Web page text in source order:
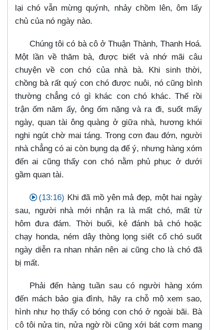
lại chó vẫn mừng quýnh, nhảy chồm lên, ôm lấy
chủ của nó ngày nào.
Chúng tôi có bà cô ở Thuận Thành, Thanh Hoá.
Một lần về thăm bà, được biết và nhớ mãi câu
chuyện về con chó của nhà bà. Khi sinh thời,
chồng bà rất quý con chó được nuôi, nó cũng bình
thường chẳng có gì khác con chó khác. Thế rồi
trận ốm năm ấy, ông ốm nặng và ra đi, suốt mấy
ngày, quan tài ông quàng ở giữa nhà, hương khói
nghi ngút chờ mai táng. Trong cơn đau đớn, người
nhà chẳng có ai còn bụng dạ để ý, nhưng hàng xóm
đến ai cũng thấy con chó nằm phủ phục ở dưới
gầm quan tài.
(13:16) Khi đã mồ yên mả đẹp, một hai ngày
sau, người nhà mới nhận ra là mất chó, mất từ
hôm đưa đám. Thời buổi, kẻ đánh bả chó hoặc
chạy honda, ném dây thòng lọng siết cổ chó suốt
ngày diễn ra nhan nhản nên ai cũng cho là chó đã
bị mất.
Phải đến hàng tuần sau có người hàng xóm
đến mách bảo gia đình, hãy ra chỗ mộ xem sao,
hình như họ thấy có bóng con chó ở ngoài bãi. Bà
cô tôi nửa tin, nửa ngờ rồi cũng xới bát cơm mang